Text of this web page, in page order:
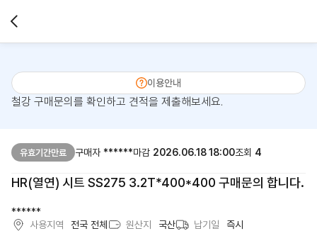
이용안내
철강 구매문의를 확인하고 견적을 제출해보세요.
유효기간만료 구매자 ******마감 2026.06.18 18:00조회 4
HR(열연) 시트 SS275 3.2T*400*400 구매문의 합니다.
******
사용지역
전국 전체 원산지 국산 납기일 즉시